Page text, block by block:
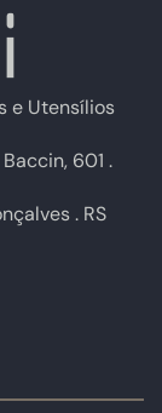
e Utensílios
601 .
. RS